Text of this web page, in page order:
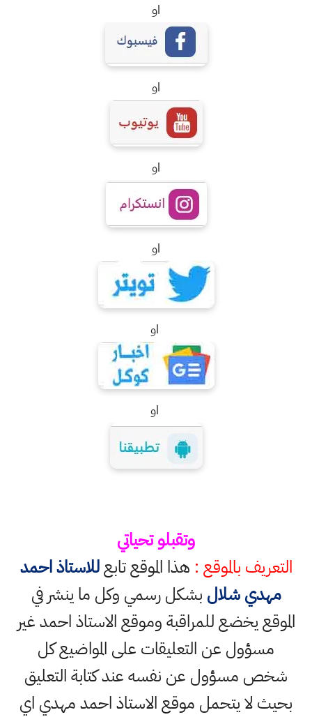
او
او
او
او
او
او
وتقبلو تحياتي
التعريف بالموقع : هذا الموقع تابعللاستاذ احمد
مهدي شلال بشكل رسمي وكل ما ينشر في
الموقع يخضع للمراقبة وموقع الاستاذ احمد غير
مسؤول عن التعليقات على المواضيع كل
شخص مسؤول عن نفسه عند كتابة التعليق
بحيث لا يتحمل موقع الاستاذ احمد مهدي اي